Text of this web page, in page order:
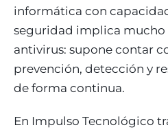
informática con
seguridad implica mucho
antivirus: supone contar
prevención, detección y
de forma continua.
En Impulso Tecnológico